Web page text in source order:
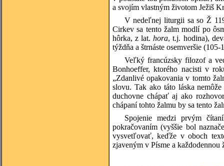
a svojím vlastným životom Ježiš
V nedeľnej liturgii sa so Ž
Cirkev sa tento žalm modlí po
hôrka, z lat.hora, t.j. hodina),
týždňa a štrnáste osemveršie
Veľký francúzsky filozof a
Bonhoeffer, ktorého nacisti v
„Zdanlivé opakovania v tomto
slovu. Tak ako táto láska
duchovne chápať aj ako
chápaní tohto žalmu by sa tento
Spojenie medzi prvým
pokračovaním (vyššie bol
vysvetľovať, keďže v oboch
zjaveným v Písme a